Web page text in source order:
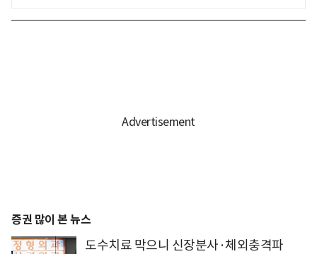
증권 많이 본 뉴스
도수치료 막으니 신장분사·체외충격파